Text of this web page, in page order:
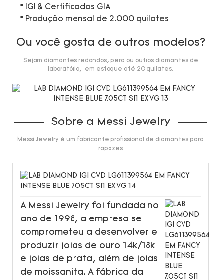
* IGI & Certificados GIA
* Produção mensal de 2.000 quilates
Ou você gosta de outros modelos?
Sejam diamantes redondos, pera ou outros diamantes de
laboratório, em estoque até 20 quilates.
Sobre a Messi Jewelry
Messi Jewelry é um fabricante profissional de diamantes para
rapazes
A Messi Jewelry foi fundada no
ano de 1998, a empresa se
comprometeu a desenvolver e
produzir joias de ouro 14k/18k
e joias de prata, além de joias
de moissanita. A fábrica da